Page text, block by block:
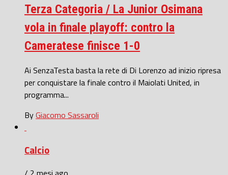
Terza Categoria / La Junior Osimana
vola in finale playoff: contro la
Cameratese finisce 1-0
Ai SenzaTesta basta la rete di Di Lorenzo ad inizio ripresa
per conquistare la finale contro il Maiolati United, in
programma...
ByGiacomo Sassaroli
Calcio